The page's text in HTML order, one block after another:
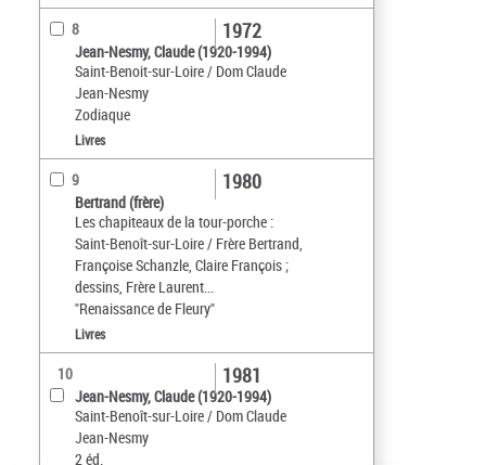
8
Jean-Nesmy, Claude (1920-1994)
Saint-Benoit-sur-Loire / Dom Claude
Jean-Nesmy
Zodiaque
1972
Livres
9
Bertrand (frère)
Les chapiteaux de la tour-porche :
Saint-Benoît-sur-Loire / Frère Bertrand,
Françoise Schanzle, Claire François ;
dessins, Frère Laurent...
"Renaissance de Fleury"
1980
Livres
10
Jean-Nesmy, Claude (1920-1994)
Saint-Benoît-sur-Loire / Dom Claude
Jean-Nesmy
2 éd.
1981